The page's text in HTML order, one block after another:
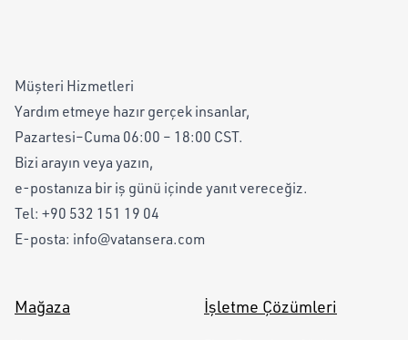
Müşteri Hizmetleri
Yardım etmeye hazır gerçek insanlar,
Pazartesi–Cuma 06:00 – 18:00 CST.
Bizi arayın veya yazın,
e-postanıza bir iş günü içinde yanıt vereceğiz.
Tel: +90 532 151 19 04
E-posta: info@vatansera.com
Mağaza İşletme Çözümleri